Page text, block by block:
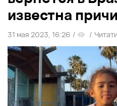
известна
31 мая 2023, 16:26 / /